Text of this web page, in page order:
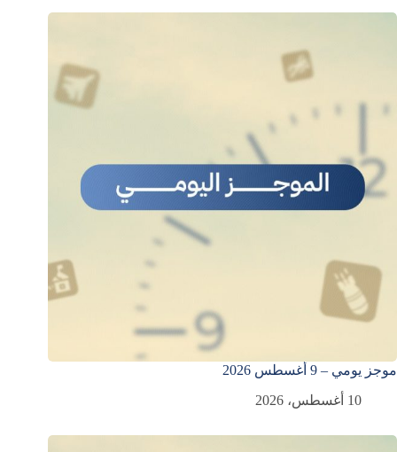
موجز يومي – 9 أغسطس 2026
10 أغسطس، 2026